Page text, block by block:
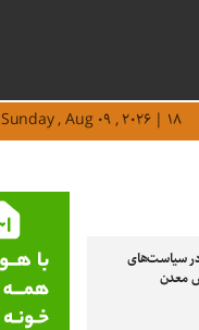
Sunday , Aug ۰۹ , ۲۰۲۶ | ۱۸ مرداد ۱۴۰۵
در سیاست‌های
معدن